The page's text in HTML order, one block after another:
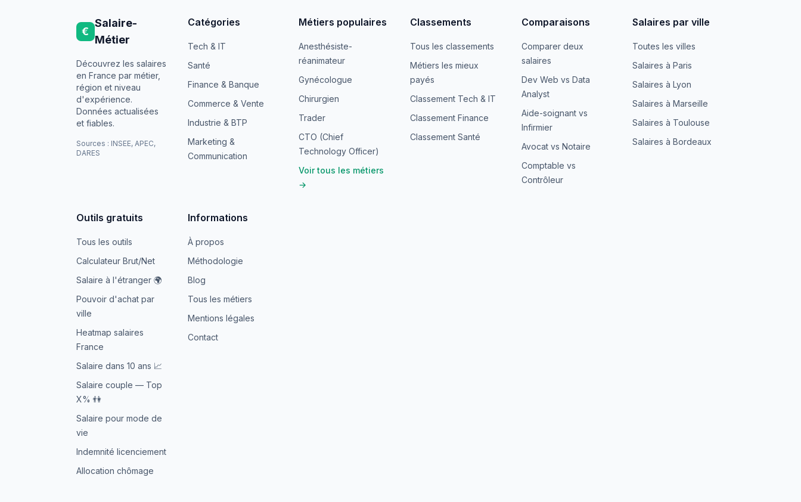
€
Salaire-
Métier
Découvrez les salaires
en France par métier,
région et niveau
d'expérience.
Données actualisées
et fiables.
Sources : INSEE, APEC,
DARES
Catégories
Tech & IT
Santé
Finance & Banque
Commerce & Vente
Industrie & BTP
Marketing &
Communication
Métiers populaires
Anesthésiste-
réanimateur
Gynécologue
Chirurgien
Trader
CTO (Chief
Technology Officer)
Voir tous les métiers
→
Classements
Tous les classements
Métiers les mieux
payés
Classement Tech & IT
Classement Finance
Classement Santé
Comparaisons
Comparer deux
salaires
Dev Web vs Data
Analyst
Aide-soignant vs
Infirmier
Avocat vs Notaire
Comptable vs
Contrôleur
Salaires par ville
Toutes les villes
Salaires à Paris
Salaires à Lyon
Salaires à Marseille
Salaires à Toulouse
Salaires à Bordeaux
Outils gratuits
Tous les outils
Calculateur Brut/Net
Salaire à l'étranger 🌍
Pouvoir d'achat par
ville
Heatmap salaires
France
Salaire dans 10 ans 📈
Salaire couple — Top
X% 👫
Salaire pour mode de
vie
Indemnité licenciement
Allocation chômage
Informations
À propos
Méthodologie
Blog
Tous les métiers
Mentions légales
Contact